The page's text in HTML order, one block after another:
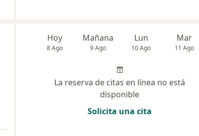
Hoy
8 Ago
Mañana
9 Ago
Lun
10 Ago
Mar
11 Ago
La reserva de citas en línea no está
disponible
Solicita una cita